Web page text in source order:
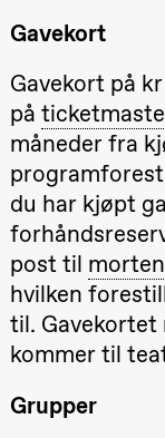
19.00
Pia Maria
Roll og
Mohamed
Male
Fantasies
Lille scene
(Black Box
teater)
21.00
Boglárka
Börcsök &
Andreas
Bolm
SUBJOYRIDE
Store scene
(Black Box
teater)
Lørdag 29. august
19.00
Roll og
Gavekort
Gavekort på
på
måneder fra
du har kjøpt
post til
hvilken
til. Gavekortet
kommer til
Grupper